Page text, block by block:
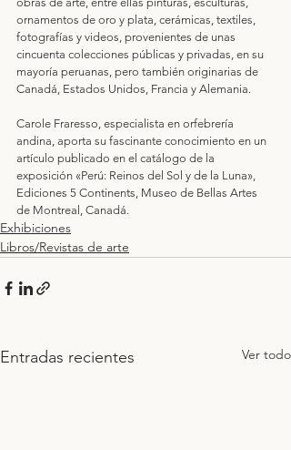
ornamentos de oro y plata, cerámicas, textiles,
fotografías y videos, provenientes de unas
cincuenta colecciones públicas y privadas, en su
mayoría peruanas, pero también originarias de
Canadá, Estados Unidos, Francia y Alemania.
Carole Fraresso, especialista en orfebrería
andina, aporta su fascinante conocimiento en un
artículo publicado en el catálogo de la
exposición «Perú: Reinos del Sol y de la Luna»,
Ediciones 5 Continents, Museo de Bellas Artes
de Montreal, Canadá.
Exhibiciones
Libros/Revistas de arte
Entradas recientes Ver todo